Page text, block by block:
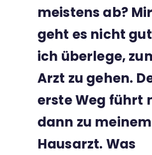
meistens ab? Mir
geht es nicht
ich überlege,
Arzt zu gehen.
erste Weg führt
dann zu meinem
Hausarzt. Was